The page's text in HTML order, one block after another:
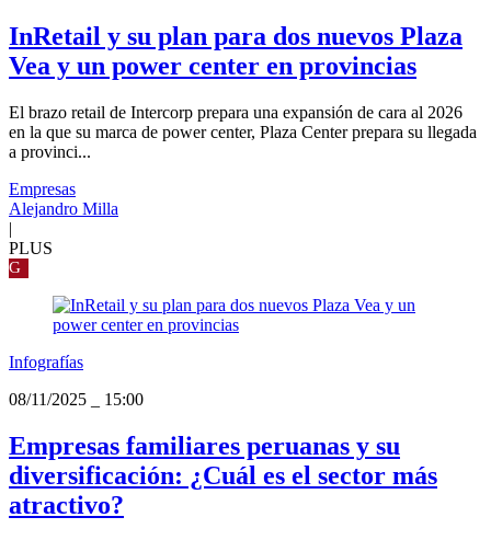
InRetail y su plan para dos nuevos Plaza
Vea y un power center en provincias
El brazo retail de Intercorp prepara una expansión de cara al 2026
en la que su marca de power center, Plaza Center prepara su llegada
a provinci...
Empresas
Alejandro Milla
|
PLUS
G
Infografías
08/11/2025
15:00
Empresas familiares peruanas y su
diversificación: ¿Cuál es el sector más
atractivo?